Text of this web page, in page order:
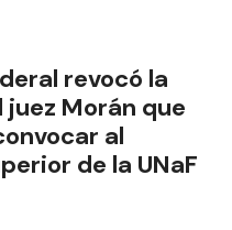
revocó la
Morán que
al
de la UNaF